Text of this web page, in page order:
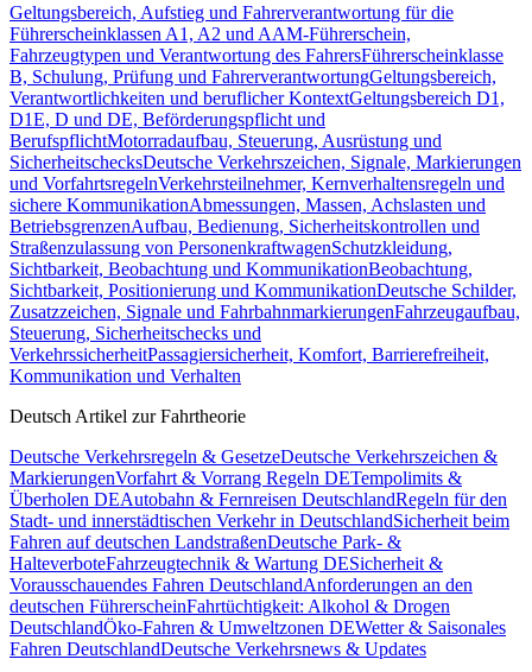
Geltungsbereich, Aufstieg und Fahrerverantwortung für die
Führerscheinklassen A1, A2 und AAM-Führerschein,
Fahrzeugtypen und Verantwortung des FahrersFührerscheinklasse
B, Schulung, Prüfung und FahrerverantwortungGeltungsbereich,
Verantwortlichkeiten und beruflicher KontextGeltungsbereich D1,
D1E, D und DE, Beförderungspflicht und
BerufspflichtMotorradaufbau, Steuerung, Ausrüstung und
SicherheitschecksDeutsche Verkehrszeichen, Signale, Markierungen
und VorfahrtsregelnVerkehrsteilnehmer, Kernverhaltensregeln und
sichere KommunikationAbmessungen, Massen, Achslasten und
BetriebsgrenzenAufbau, Bedienung, Sicherheitskontrollen und
Straßenzulassung von PersonenkraftwagenSchutzkleidung,
Sichtbarkeit, Beobachtung und KommunikationBeobachtung,
Sichtbarkeit, Positionierung und KommunikationDeutsche Schilder,
Zusatzzeichen, Signale und FahrbahnmarkierungenFahrzeugaufbau,
Steuerung, Sicherheitschecks und
VerkehrssicherheitPassagiersicherheit, Komfort, Barrierefreiheit,
Kommunikation und Verhalten
Deutsch Artikel zur Fahrtheorie
Deutsche Verkehrsregeln & GesetzeDeutsche Verkehrszeichen &
MarkierungenVorfahrt & Vorrang Regeln DETempolimits &
Überholen DEAutobahn & Fernreisen DeutschlandRegeln für den
Stadt- und innerstädtischen Verkehr in DeutschlandSicherheit beim
Fahren auf deutschen LandstraßenDeutsche Park- &
HalteverboteFahrzeugtechnik & Wartung DESicherheit &
Vorausschauendes Fahren DeutschlandAnforderungen an den
deutschen FührerscheinFahrtüchtigkeit: Alkohol & Drogen
DeutschlandÖko-Fahren & Umweltzonen DEWetter & Saisonales
Fahren DeutschlandDeutsche Verkehrsnews & Updates